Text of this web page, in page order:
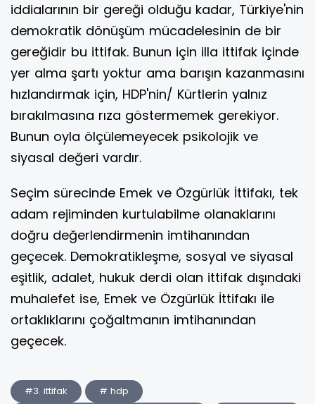
iddialarının bir gereği olduğu kadar, Türkiye'nin
demokratik dönüşüm mücadelesinin de bir
gereğidir bu ittifak. Bunun için illa ittifak içinde
yer alma şartı yoktur ama barışın kazanmasını
hızlandırmak için, HDP'nin/ Kürtlerin yalnız
bırakılmasına rıza göstermemek gerekiyor.
Bunun oyla ölçülemeyecek psikolojik ve
siyasal değeri vardır.
Seçim sürecinde Emek ve Özgürlük İttifakı, tek
adam rejiminden kurtulabilme olanaklarını
doğru değerlendirmenin imtihanından
geçecek. Demokratikleşme, sosyal ve siyasal
eşitlik, adalet, hukuk derdi olan ittifak dışındaki
muhalefet ise, Emek ve Özgürlük İttifakı ile
ortaklıklarını çoğaltmanın imtihanından
geçecek.
#3. ittifak
# hdp